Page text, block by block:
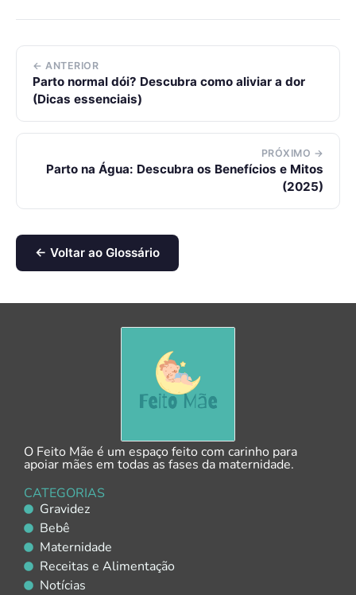
← ANTERIOR
Parto normal dói? Descubra como aliviar a dor
(Dicas essenciais)
PRÓXIMO →
Parto na Água: Descubra os Benefícios e Mitos
(2025)
← Voltar ao Glossário
O Feito Mãe é um espaço feito com carinho para
apoiar mães em todas as fases da maternidade.
CATEGORIAS
Gravidez
Bebê
Maternidade
Receitas e Alimentação
Notícias